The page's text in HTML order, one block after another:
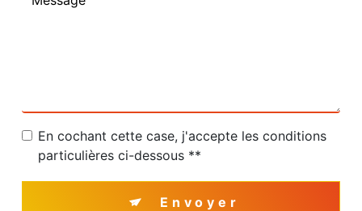
En cochant cette case, j'accepte les conditions
particulières ci-dessous **
Envoyer